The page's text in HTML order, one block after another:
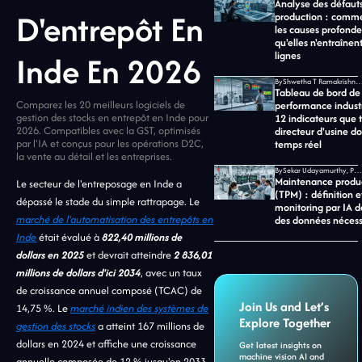
D'entrepôt En
Inde En 2026
Comparez les 20 meilleurs logiciels de
gestion des stocks en entrepôt en Inde pour
2026. Compatibles avec la GST, optimisés
par l'IA et conçus pour les opérations D2C,
la vente au détail et les entreprises.
Le secteur de l'entreposage en Inde a
dépassé le stade du simple rattrapage. Le
marché de l'automatisation des entrepôts en
Indeétait évalué à822,40 millions de
dollars en 2025et devrait atteindre2 836,01
millions de dollars d'ici 2034, avec un taux
de croissance annuel composé (TCAC) de
14,75 %. Lemarché indien des systèmes de
gestion des stocksa atteint 167 millions de
dollars en 2024 et affiche une croissance
Analyse des
production :
les causes
qu'elles
lignes
By Shwetha T Ramakrishnan, CMO
Tableau de bord de
performance
12 indicateurs que
directeur d'usine
temps réel
By Sekar Udayamurthy, PDG de Jidoka Tech
Maintenance
(TPM) : définition
monitoring par IA
des données
Join Us and Let’s
Explore Together
Get latest insights on
machine vision AI and